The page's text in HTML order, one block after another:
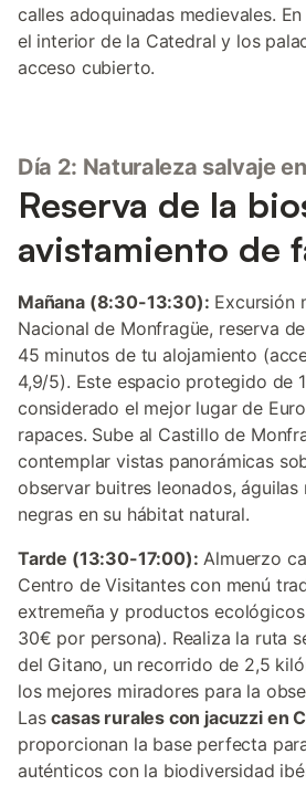
calles adoquinadas medievales.
el interior de la Catedral y los
acceso cubierto.
Día 2: Naturaleza salvaje
Reserva de la
avistamiento de
Mañana (8:30-13:30): Excursión
Nacional de Monfragüe, reserva
45 minutos de tu alojamiento
4,9/5). Este espacio protegido de
considerado el mejor lugar de
rapaces. Sube al Castillo de
contemplar vistas panorámicas
observar buitres leonados, águilas
negras en su hábitat natural.
Tarde (13:30-17:00): Almuerzo
Centro de Visitantes con menú
extremeña y productos
30€ por persona). Realiza la ruta
del Gitano, un recorrido de 2,5
los mejores miradores para la
Lascasas rurales con jacuzzi en
proporcionan la base perfecta
auténticos con la biodiversidad